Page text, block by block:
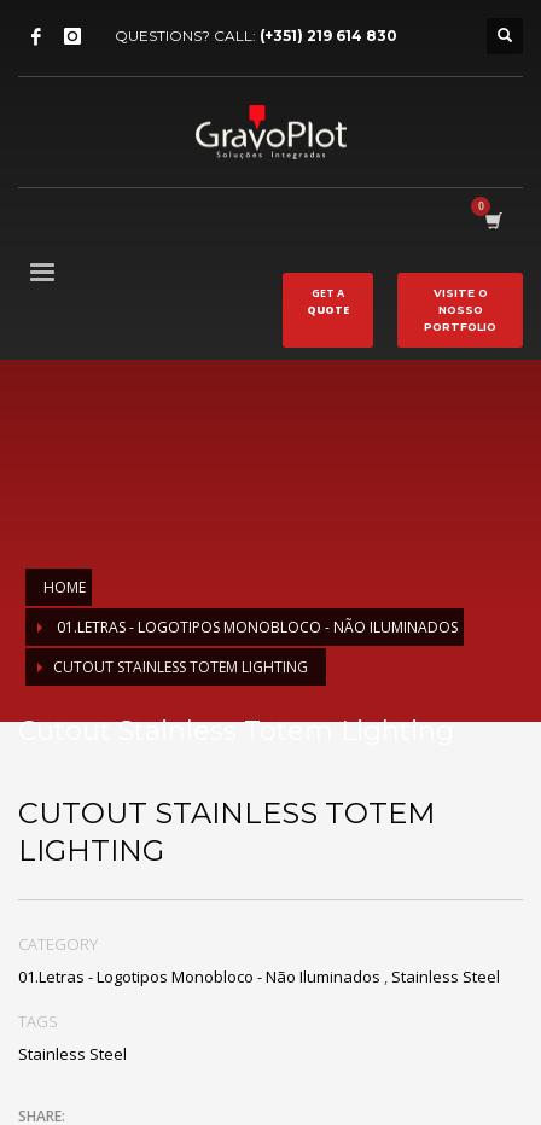
QUESTIONS? CALL: (+351) 219 614 830
GET A
QUOTE
VISITE O
NOSSO
PORTFOLIO
HOME
01.LETRAS - LOGOTIPOS MONOBLOCO - NÃO ILUMINADOS
CUTOUT STAINLESS TOTEM LIGHTING
Cutout Stainless Totem Lighting
CUTOUT STAINLESS TOTEM
LIGHTING
CATEGORY
01.Letras - Logotipos Monobloco - Não Iluminados , Stainless Steel
TAGS
Stainless Steel